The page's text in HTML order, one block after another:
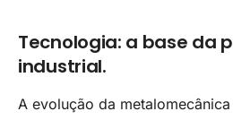
Tecnologia: a base da
industrial.
A evolução da